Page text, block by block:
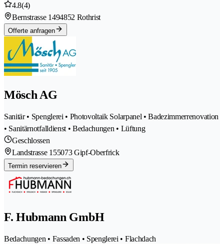
4.8(4)
Bernstrasse 1494852 Rothrist
Offerte anfragen
Mösch AG
Sanitär • Spenglerei • Photovoltaik Solarpanel • Badezimmerrenovation
• Sanitärnotfalldienst • Bedachungen • Lüftung
Geschlossen
Landstrasse 155073 Gipf-Oberfrick
Termin reservieren
F. Hubmann GmbH
Bedachungen • Fassaden • Spenglerei • Flachdach